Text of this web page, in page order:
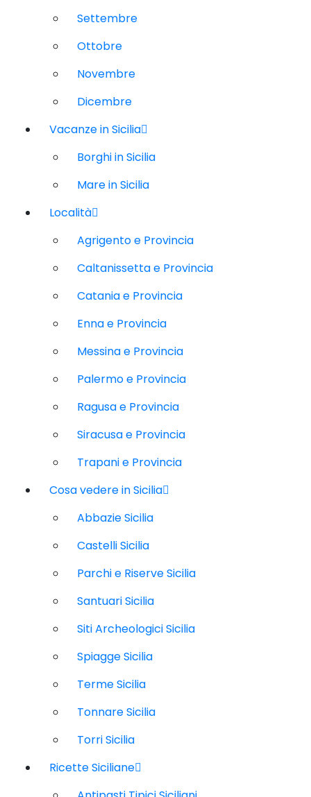
Settembre
Ottobre
Novembre
Dicembre
Vacanze in Sicilia
Borghi in Sicilia
Mare in Sicilia
Località
Agrigento e Provincia
Caltanissetta e Provincia
Catania e Provincia
Enna e Provincia
Messina e Provincia
Palermo e Provincia
Ragusa e Provincia
Siracusa e Provincia
Trapani e Provincia
Cosa vedere in Sicilia
Abbazie Sicilia
Castelli Sicilia
Parchi e Riserve Sicilia
Santuari Sicilia
Siti Archeologici Sicilia
Spiagge Sicilia
Terme Sicilia
Tonnare Sicilia
Torri Sicilia
Ricette Siciliane